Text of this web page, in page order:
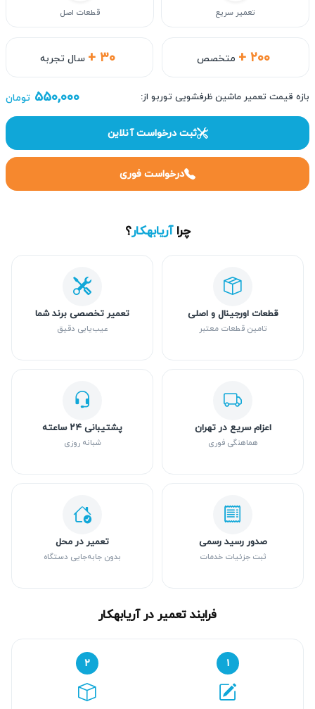
+ ۲۰۰ متخصص + ۳۰ سال تجربه
تعمیر سریع قطعات اصل
بازه قیمت تعمیر ماشین ظرفشویی توربو از: ۵۵۰,۰۰۰ تومان
ثبت درخواست آنلاین
درخواست فوری
چراآریابهکار؟
قطعات اورجینال و اصلی
تامین قطعات معتبر
تعمیر تخصصی برند شما
عیب‌یابی دقیق
اعزام سریع در تهران
هماهنگی فوری
پشتیبانی ۲۴ ساعته
شبانه روزی
صدور رسید رسمی
ثبت جزئیات خدمات
تعمیر در محل
بدون جابه‌جایی دستگاه
فرایند تعمیر در آریابهکار
۱ ۲